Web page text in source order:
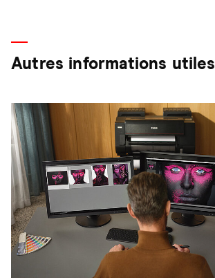
Autres informations utiles